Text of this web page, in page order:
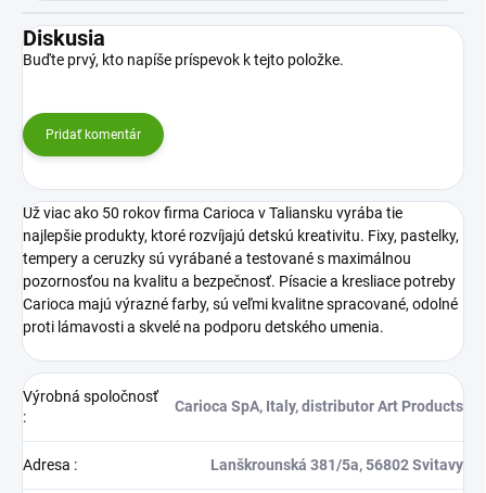
Diskusia
Buďte prvý, kto napíše príspevok k tejto položke.
Pridať komentár
Už viac ako 50 rokov firma Carioca v Taliansku vyrába tie
najlepšie produkty, ktoré rozvíjajú detskú kreativitu. Fixy, pastelky,
tempery a ceruzky sú vyrábané a testované s maximálnou
pozornosťou na kvalitu a bezpečnosť. Písacie a kresliace potreby
Carioca majú výrazné farby, sú veľmi kvalitne spracované, odolné
proti lámavosti a skvelé na podporu detského umenia.
Výrobná spoločnosť
:
Carioca SpA, Italy, distributor Art Products
Adresa : Lanškrounská 381/5a, 56802 Svitavy